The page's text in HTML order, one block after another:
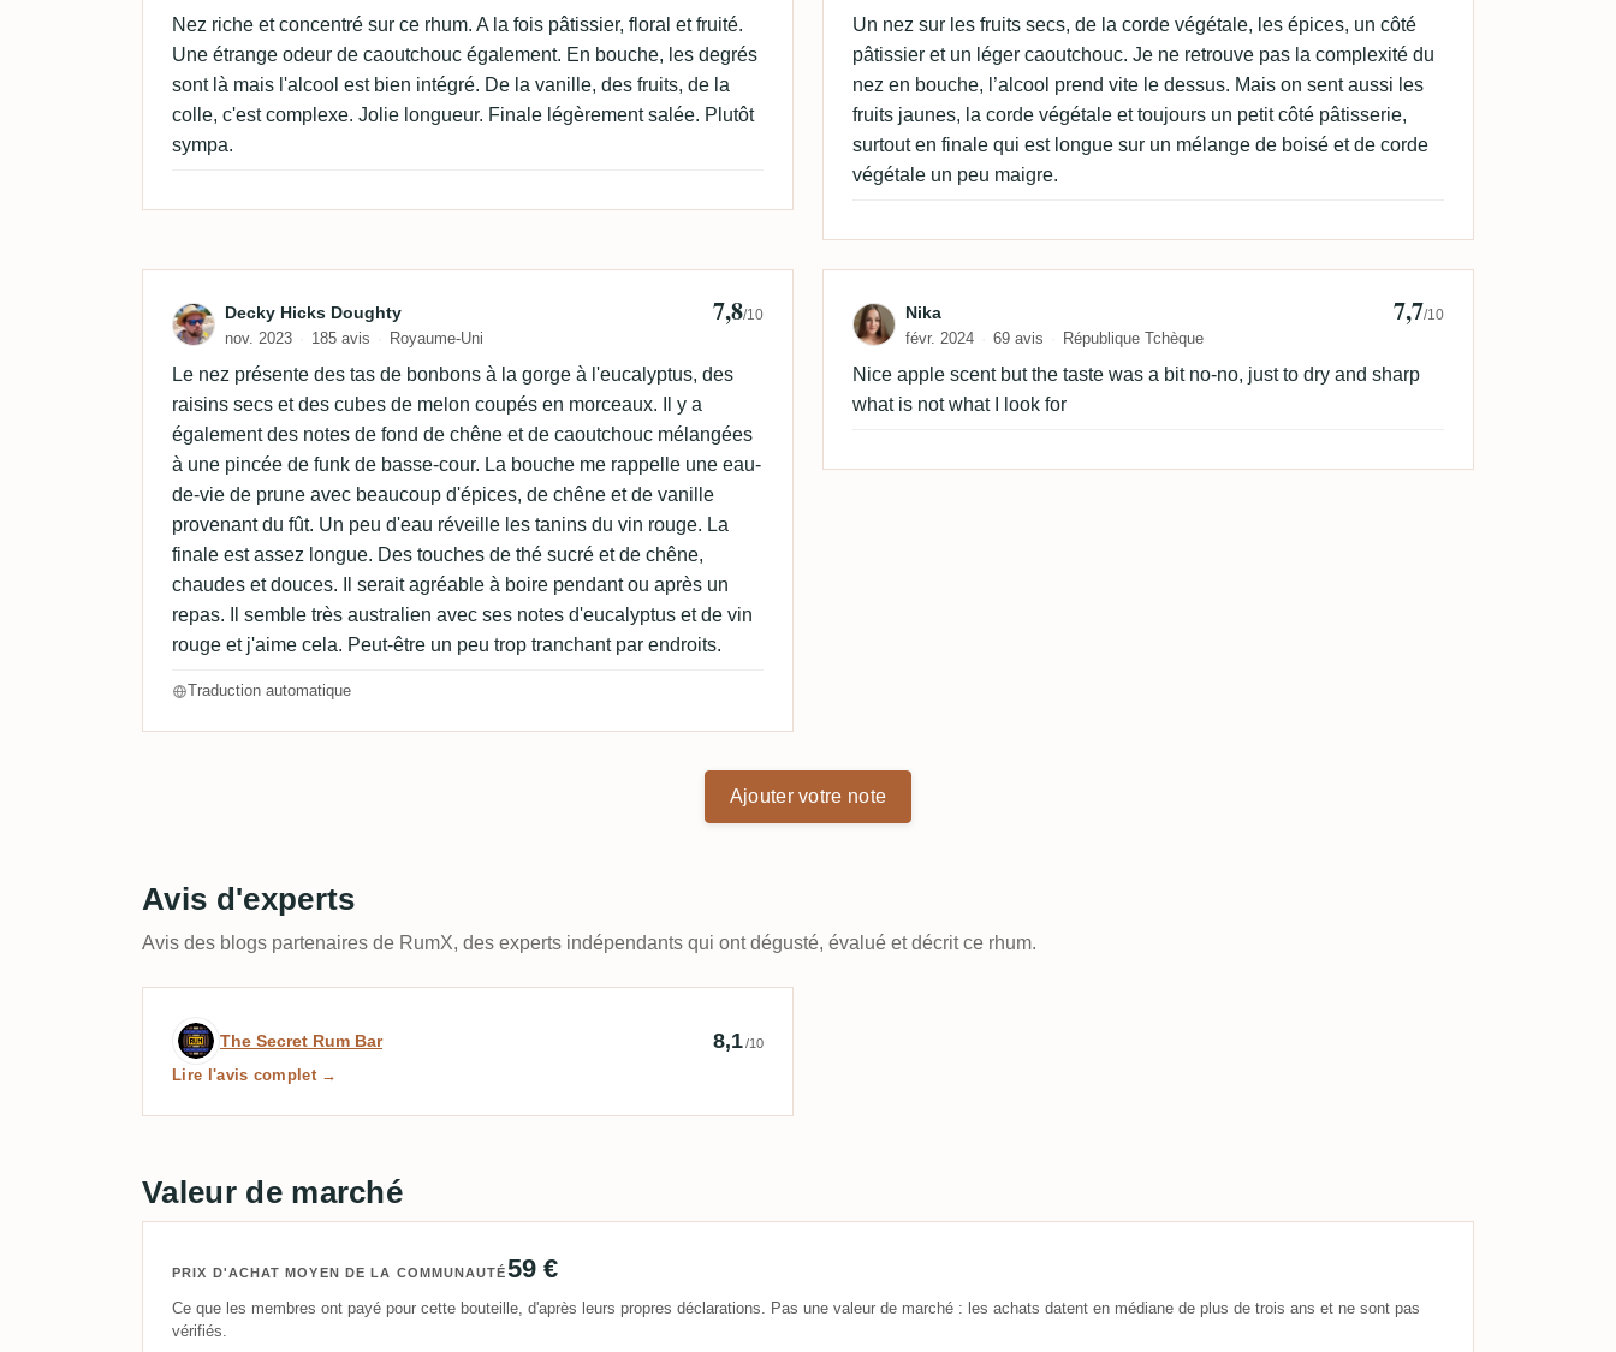
Nez riche et concentré sur ce rhum. A la fois pâtissier, floral et fruité.
Une étrange odeur de caoutchouc également. En bouche, les degrés
sont là mais l'alcool est bien intégré. De la vanille, des fruits, de la
colle, c'est complexe. Jolie longueur. Finale légèrement salée. Plutôt
sympa.
Un nez sur les fruits secs, de la corde végétale, les épices, un côté
pâtissier et un léger caoutchouc. Je ne retrouve pas la complexité du
nez en bouche, l’alcool prend vite le dessus. Mais on sent aussi les
fruits jaunes, la corde végétale et toujours un petit côté pâtisserie,
surtout en finale qui est longue sur un mélange de boisé et de corde
végétale un peu maigre.
Avis de Decky Hicks Doughty
Decky Hicks Doughty
nov. 2023 185 avis Royaume-Uni
7,8/10
Le nez présente des tas de bonbons à la gorge à l'eucalyptus, des
raisins secs et des cubes de melon coupés en morceaux. Il y a
également des notes de fond de chêne et de caoutchouc mélangées
à une pincée de funk de basse-cour. La bouche me rappelle une eau-
de-vie de prune avec beaucoup d'épices, de chêne et de vanille
provenant du fût. Un peu d'eau réveille les tanins du vin rouge. La
finale est assez longue. Des touches de thé sucré et de chêne,
chaudes et douces. Il serait agréable à boire pendant ou après un
repas. Il semble très australien avec ses notes d'eucalyptus et de vin
rouge et j'aime cela. Peut-être un peu trop tranchant par endroits.
Traduction automatique
Avis de Nika
Nika
févr. 2024 69 avis République Tchèque
7,7/10
Nice apple scent but the taste was a bit no-no, just to dry and sharp
what is not what I look for
Ajouter votre note
Avis d'experts
Avis des blogs partenaires de RumX, des experts indépendants qui ont dégusté, évalué et décrit ce rhum.
Avis d’expert par The Secret Rum Bar
The Secret Rum Bar 8,1/10
Lire l'avis complet →
Valeur de marché
PRIX D'ACHAT MOYEN DE LA COMMUNAUTÉ59 €
Ce que les membres ont payé pour cette bouteille, d'après leurs propres déclarations. Pas une valeur de marché : les achats datent en médiane de plus de trois ans et ne sont pas
vérifiés.